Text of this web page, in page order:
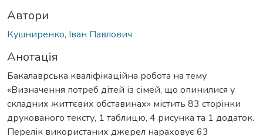
Автори
Кушниренко, Іван Павлович
Анотація
Бакалаврська кваліфікаційна робота на тему
«Визначення потреб дітей із сімей, що опинилися у
складних життєвих обставинах» містить 83 сторінки
друкованого тексту, 1 таблицю, 4 рисунка та 1 додаток.
Перелік використаних джерел нараховує 63